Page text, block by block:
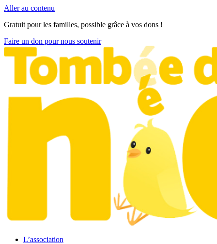
Aller au contenu
Gratuit pour les familles, possible grâce à vos dons !
Faire un don pour nous soutenir
L’association